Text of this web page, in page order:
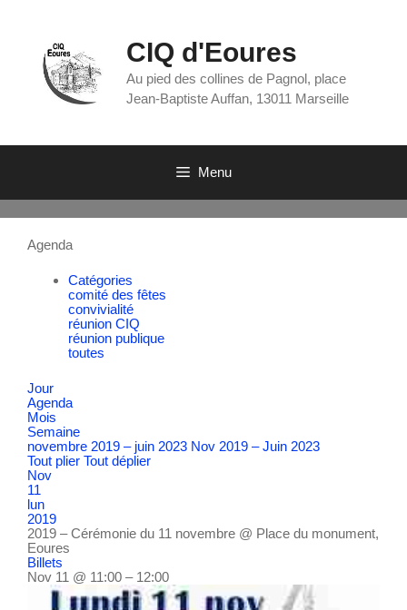
CIQ d'Eoures
Au pied des collines de Pagnol, place
Jean-Baptiste Auffan, 13011 Marseille
Menu
Agenda
Catégories
comité des fêtes
convivialité
réunion CIQ
réunion publique
toutes
Jour
Agenda
Mois
Semaine
novembre 2019 – juin 2023 Nov 2019 – Juin 2023
Tout plier Tout déplier
Nov
11
lun
2019
2019 – Cérémonie du 11 novembre @ Place du monument,
Eoures
Billets
Nov 11 @ 11:00 – 12:00